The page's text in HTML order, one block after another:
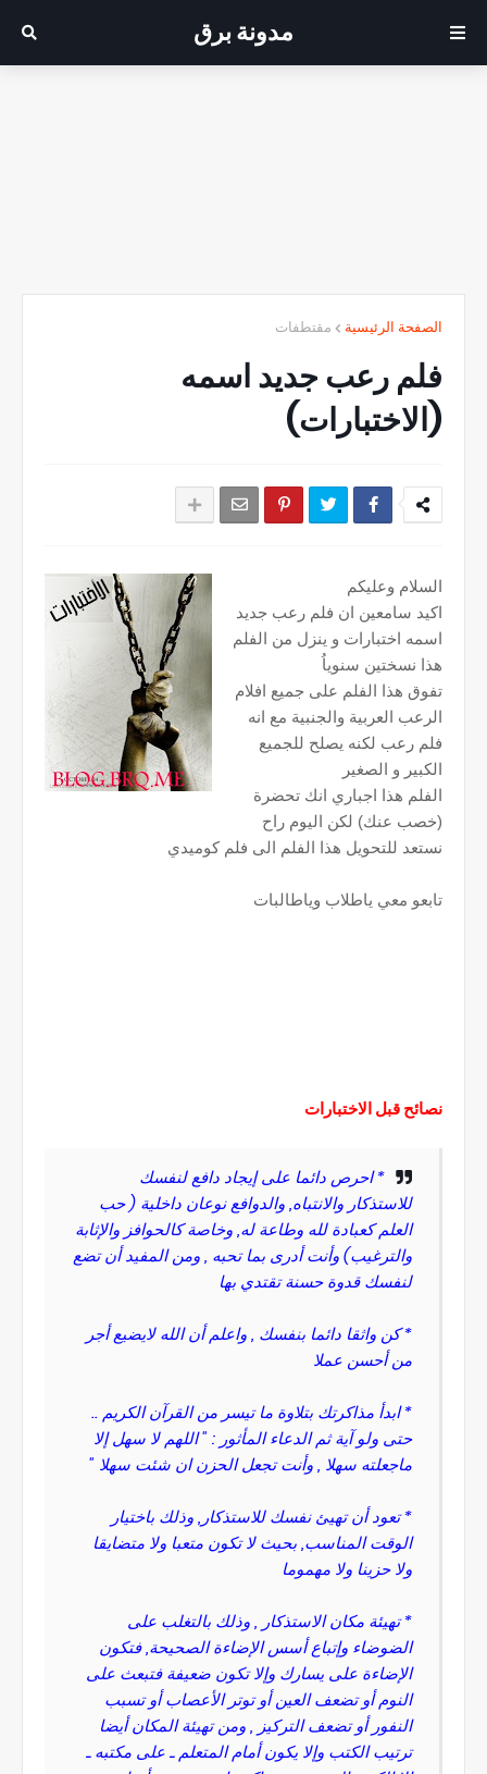
مدونة برق
الصفحة الرئيسية مقتطفات
فلم رعب جديد اسمه
(الاختبارات)
السلام وعليكم
اكيد سامعين ان فلم رعب جديد
اسمه اختبارات و ينزل من الفلم
هذا نسختين سنوياُ
تفوق هذا الفلم على جميع افلام
الرعب العربية والجنبية مع انه
فلم رعب لكنه يصلح للجميع
الكبير و الصغير
الفلم هذا اجباري انك تحضرة
(خصب عنك) لكن اليوم راح
نستعد للتحويل هذا الفلم الى فلم كوميدي
تابعو معي ياطلاب وياطالبات
نصائح قبل الاختبارات
* احرص دائما على إيجاد دافع لنفسك
للاستذكار والانتباه, والدوافع نوعان داخلية ( حب
العلم كعبادة لله وطاعة له, وخاصة كالحوافز والإثابة
والترغيب) وأنت أدرى بما تحبه , ومن المفيد أن تضع
لنفسك قدوة حسنة تقتدي بها
* كن واثقا دائما بنفسك , واعلم أن الله لايضيع أجر
من أحسن عملا
* ابدأ مذاكرتك بتلاوة ما تيسر من القرآن الكريم ..
حتى ولو آية ثم الدعاء المأثور : " اللهم لا سهل إلا
ماجعلته سهلا , وأنت تجعل الحزن ان شئت سهلا "
* تعود أن تهيئ نفسك للاستذكار, وذلك باختيار
الوقت المناسب, بحيث لا تكون متعبا ولا متضايقا
ولا حزينا ولا مهموما
* تهيئة مكان الاستذكار , وذلك بالتغلب على
الضوضاء وإتباع أسس الإضاءة الصحيحة, فتكون
الإضاءة على يسارك وإلا تكون ضعيفة فتبعث على
النوم أو تضعف العين أو توتر الأعصاب أو تسبب
النفور أو تضعف التركيز , ومن تهيئة المكان أيضا
ترتيب الكتب وإلا يكون أمام المتعلم ـ على مكتبه ـ